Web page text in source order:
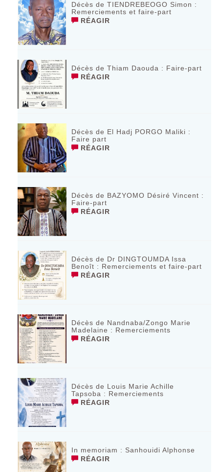
Décès de TIENDREBEOGO Simon :
Remerciements et faire-part
RÉAGIR
Décès de Thiam Daouda : Faire-part
RÉAGIR
Décès de El Hadj PORGO Maliki :
Faire part
RÉAGIR
Décès de BAZYOMO Désiré Vincent :
Faire-part
RÉAGIR
Décès de Dr DINGTOUMDA Issa
Benoît : Remerciements et faire-part
RÉAGIR
Décès de Nandnaba/Zongo Marie
Madelaine : Remerciements
RÉAGIR
Décès de Louis Marie Achille
Tapsoba : Remerciements
RÉAGIR
In memoriam : Sanhouidi Alphonse
RÉAGIR